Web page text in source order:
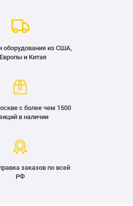
оборудования из США,
Европы и Китая
с более чем 1500
в наличии
заказов по всей
РФ